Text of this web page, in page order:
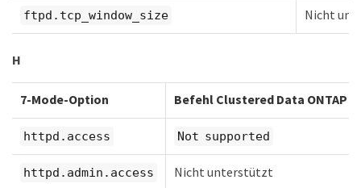
ftpd.tcp_window_size Nicht
H
7-Mode-Option Befehl Clustered Data ONTAP
httpd.access Not supported
httpd.admin.access Nicht unterstützt